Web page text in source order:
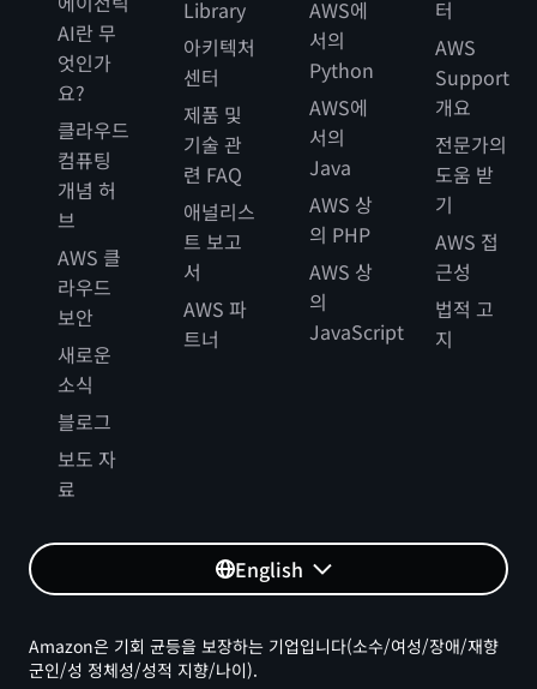
AI란 무
엇인가
요?
클라우드
컴퓨팅
개념 허
브
AWS 클
라우드
보안
새로운
소식
블로그
보도 자
료
Library
아키텍처
센터
제품 및
기술 관
련 FAQ
애널리스
트 보고
서
AWS 파
트너
AWS에
서의
Python
AWS에
서의
Java
AWS 상
의 PHP
AWS 상
의
JavaScript
터
AWS
Support
개요
전문가의
도움 받
기
AWS 접
근성
법적 고
지
English
Amazon은 기회 균등을 보장하는 기업입니다(소수/여성/장애/재향
군인/성 정체성/성적 지향/나이).